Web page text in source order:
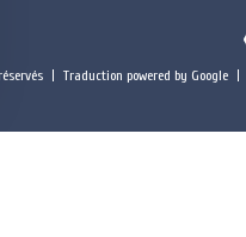
Traduction powered by Google